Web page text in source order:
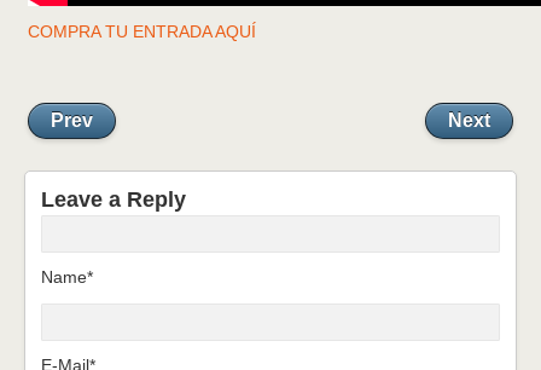
COMPRA TU ENTRADA AQUÍ
Prev Next
Leave a Reply
Name*
E-Mail*